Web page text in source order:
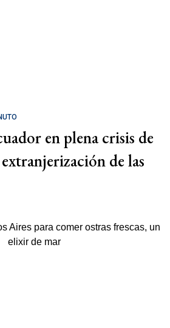
en plena crisis de
de las